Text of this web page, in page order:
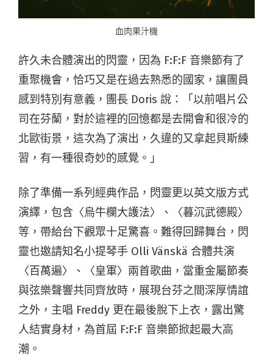
血肉果汁機
許久未合體演出的閃靈，因為 F:F:F 音樂節有了
重聚機會，恰巧又是在過去熟悉的國家，讓團員
感到特別有意義，團長 Doris 說：「以前唱片公
司在芬蘭，對於這裡的回憶都是去開會和很冷的
北歐街景，這次為了演出，久違的又拿起貝斯練
習，有一種很奇妙的感覺。」
除了準備一系列經典作品，閃靈更以英文版方式
演繹，包含〈烏牛欄大護法〉、〈暮沉武德殿〉
等，帶給台下觀眾十足驚喜。難得回歸舞台，閃
靈也邀請知名小提琴手 Olli Vänskä 合體共演
〈百萬遍〉、〈皇軍〉兩首歌曲，當重金屬節奏
與弦樂聲響共同齊放時，展現台芬之間深厚情誼
之外，主唱 Freddy 更在最後脫下上衣，露出驚
人結實身材，為首屆 F:F:F 音樂節掀起最大高
潮。